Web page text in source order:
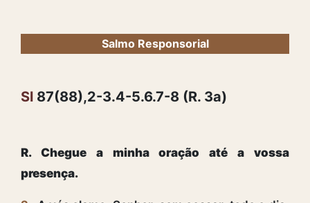
Salmo Responsorial
Sl 87(88),2-3.4-5.6.7-8 (R. 3a)
R. Chegue a minha oração até a vossa
presença.